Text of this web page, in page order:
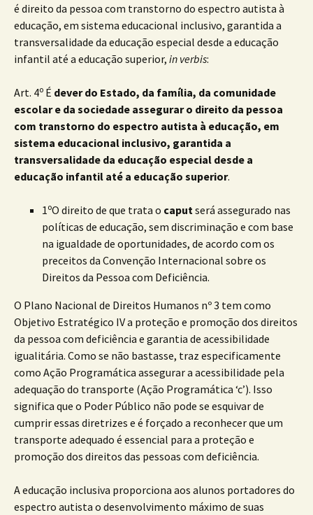
é direito da pessoa com transtorno do espectro autista à
educação, em sistema educacional inclusivo, garantida a
transversalidade da educação especial desde a educação
infantil até a educação superior, in verbis:
Art. 4o É dever do Estado, da família, da comunidade
escolar e da sociedade assegurar o direito da pessoa
com transtorno do espectro autista à educação, em
sistema educacional inclusivo, garantida a
transversalidade da educação especial desde a
educação infantil até a educação superior.
1oO direito de que trata o caputserá assegurado nas
políticas de educação, sem discriminação e com base
na igualdade de oportunidades, de acordo com os
preceitos da Convenção Internacional sobre os
Direitos da Pessoa com Deficiência.
O Plano Nacional de Direitos Humanos nº 3 tem como
Objetivo Estratégico IV a proteção e promoção dos direitos
da pessoa com deficiência e garantia de acessibilidade
igualitária. Como se não bastasse, traz especificamente
como Ação Programática assegurar a acessibilidade pela
adequação do transporte (Ação Programática ‘c’). Isso
significa que o Poder Público não pode se esquivar de
cumprir essas diretrizes e é forçado a reconhecer que um
transporte adequado é essencial para a proteção e
promoção dos direitos das pessoas com deficiência.
A educação inclusiva proporciona aos alunos portadores do
espectro autista o desenvolvimento máximo de suas